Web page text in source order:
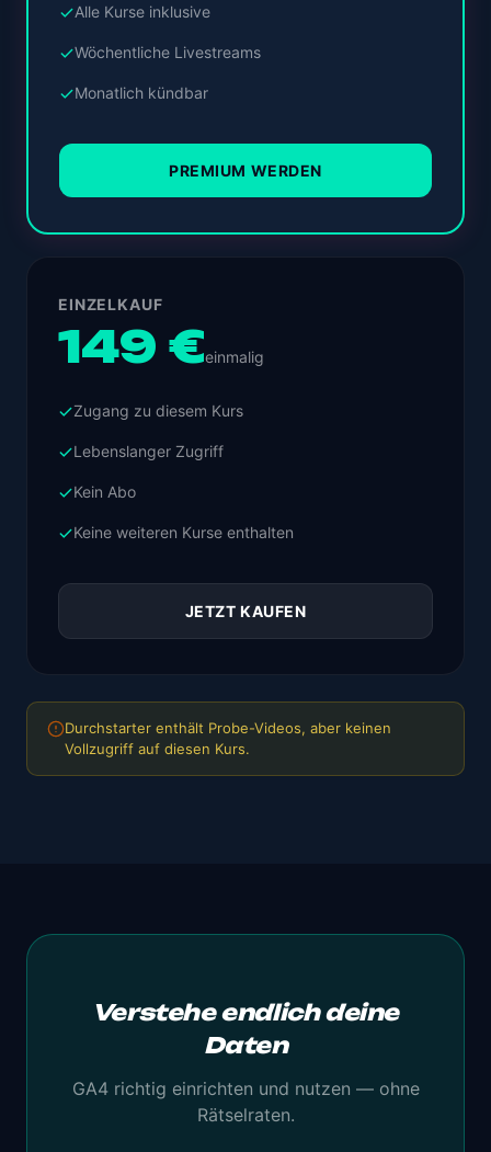
Alle Kurse inklusive
Wöchentliche Livestreams
Monatlich kündbar
PREMIUM WERDEN
EINZELKAUF
149 €einmalig
Zugang zu diesem Kurs
Lebenslanger Zugriff
Kein Abo
Keine weiteren Kurse enthalten
JETZT KAUFEN
Durchstarter enthält Probe-Videos, aber keinen
Vollzugriff auf diesen Kurs.
Verstehe endlich deine
Daten
GA4 richtig einrichten und nutzen — ohne
Rätselraten.